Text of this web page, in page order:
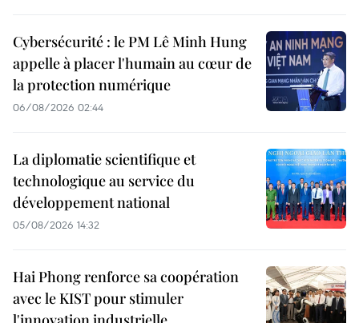
Cybersécurité : le PM Lê Minh Hung
appelle à placer l'humain au cœur de
la protection numérique
06/08/2026 02:44
La diplomatie scientifique et
technologique au service du
développement national
05/08/2026 14:32
Hai Phong renforce sa coopération
avec le KIST pour stimuler